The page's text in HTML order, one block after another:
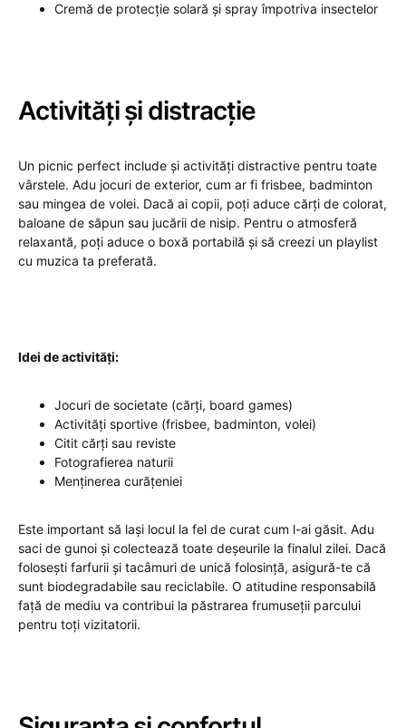
Cremă de protecție solară și spray împotriva insectelor
Activități și distracție
Un picnic perfect include și activități distractive pentru toate
vârstele. Adu jocuri de exterior, cum ar fi frisbee, badminton
sau mingea de volei. Dacă ai copii, poți aduce cărți de colorat,
baloane de săpun sau jucării de nisip. Pentru o atmosferă
relaxantă, poți aduce o boxă portabilă și să creezi un playlist
cu muzica ta preferată.
Idei de activități:
Jocuri de societate (cărți, board games)
Activități sportive (frisbee, badminton, volei)
Citit cărți sau reviste
Fotografierea naturii
Menținerea curățeniei
Este important să lași locul la fel de curat cum l-ai găsit. Adu
saci de gunoi și colectează toate deșeurile la finalul zilei. Dacă
folosești farfurii și tacâmuri de unică folosință, asigură-te că
sunt biodegradabile sau reciclabile. O atitudine responsabilă
față de mediu va contribui la păstrarea frumuseții parcului
pentru toți vizitatorii.